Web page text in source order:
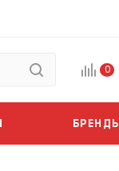
0
БРЕНДЫ